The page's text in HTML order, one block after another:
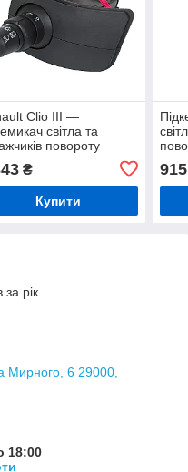
Clio III —
світла та
повороту
₴
Купити
915
за рік
Мирного, 6 29000,
18:00